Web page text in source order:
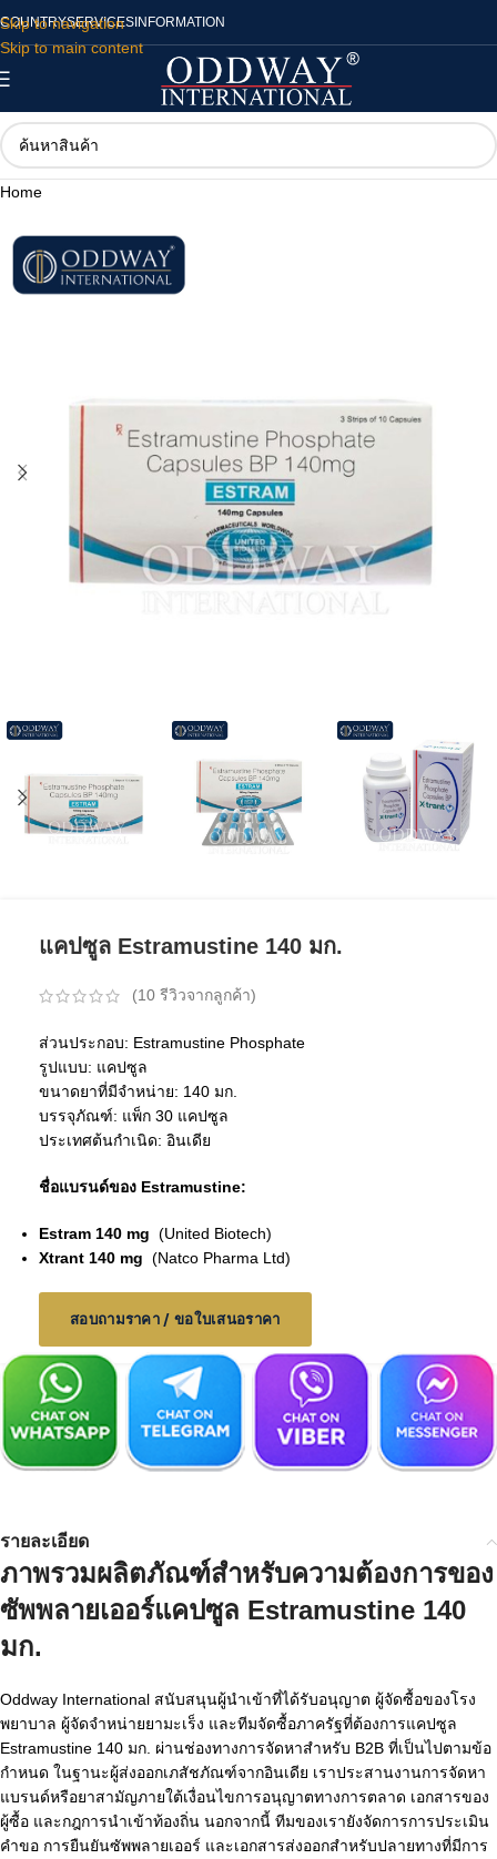
Skip to navigation
Skip to main content
COUNTRYSERVICES INFORMATION
Home
แคปซูล Estramustine 140 มก.
(10 รีวิวจากลูกค้า)
ส่วนประกอบ: Estramustine Phosphate
รูปแบบ: แคปซูล
ขนาดยาที่มีจำหน่าย: 140 มก.
บรรจุภัณฑ์: แพ็ก 30 แคปซูล
ประเทศต้นกำเนิด: อินเดีย
ชื่อแบรนด์ของ Estramustine:
Estram 140 mg (United Biotech)
Xtrant 140 mg (Natco Pharma Ltd)
สอบถามราคา / ขอใบเสนอราคา
รายละเอียด
ภาพรวมผลิตภัณฑ์สำหรับความต้องการของ
ซัพพลายเออร์แคปซูล Estramustine 140
มก.
Oddway International สนับสนุนผู้นำเข้าที่ได้รับอนุญาต ผู้จัดซื้อของโรง
พยาบาล ผู้จัดจำหน่ายยามะเร็ง และทีมจัดซื้อภาครัฐที่ต้องการแคปซูล
Estramustine 140 มก. ผ่านช่องทางการจัดหาสำหรับ B2B ที่เป็นไปตามข้อ
กำหนด ในฐานะผู้ส่งออกเภสัชภัณฑ์จากอินเดีย เราประสานงานการจัดหา
แบรนด์หรือยาสามัญภายใต้เงื่อนไขการอนุญาตทางการตลาด เอกสารของ
ผู้ซื้อ และกฎการนำเข้าท้องถิ่น นอกจากนี้ ทีมของเรายังจัดการการประเมิน
คำขอ การยืนยันซัพพลายเออร์ และเอกสารส่งออกสำหรับปลายทางที่มีการ